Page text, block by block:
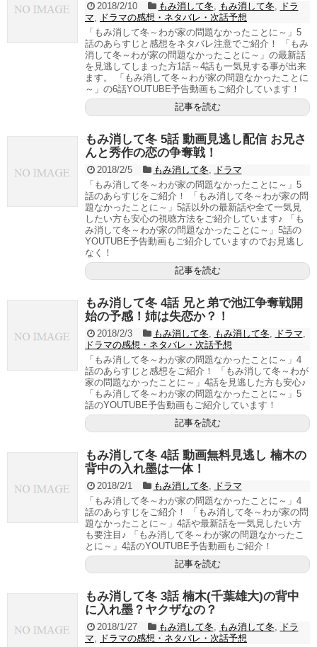
2018/2/10 もみ消して冬, もみ消して冬, ドラ
マ, ドラマの感想・ネタバレ・次話予想
「もみ消して冬～わが家の問題なかったことに～」5
話のあらすじと感想をネタバレ注意でご紹介！ 「もみ
消して冬～わが家の問題なかったことに～」の最新話
を見逃してしまった方1話～4話も一気見する事が出来
ます。 「もみ消して冬～わが家の問題なかったことに
～」の6話YOUTUBE予告動画もご紹介しています！
記事を読む
もみ消して冬 5話 動画見逃し配信 お兄さ
んと秀作の恋の争奪戦！
2018/2/5 もみ消して冬, ドラマ
「もみ消して冬～わが家の問題なかったことに～」5
話のあらすじをご紹介！ 「もみ消して冬～わが家の問
題なかったことに～」5話以外の最新話や全て一気見
したい方も安心の視聴方法をご紹介しています♪ 「も
み消して冬～わが家の問題なかったことに～」5話の
YOUTUBE予告動画もご紹介していますのでお見逃し
なく！
記事を読む
もみ消して冬 4話 兄と弟で池江争奪戦開
始の予感！姉は失恋か？！
2018/2/3 もみ消して冬, もみ消して冬, ドラマ,
ドラマの感想・ネタバレ・次話予想
「もみ消して冬～わが家の問題なかったことに～」4
話のあらすじと感想をご紹介！ 「もみ消して冬～わが
家の問題なかったことに～」4話を見逃した方も安心♪
「もみ消して冬～わが家の問題なかったことに～」5
話のYOUTUBE予告動画もご紹介しています！
記事を読む
もみ消して冬 4話 動画無料見逃し 楠木の
背中の入れ墨は一体！
2018/2/1 もみ消して冬, ドラマ
「もみ消して冬～わが家の問題なかったことに～」4
話のあらすじをご紹介！ 「もみ消して冬～わが家の問
題なかったことに～」4話や最新話を一気見したい方
も要注目♪ 「もみ消して冬～わが家の問題なかったこ
とに～」4話のYOUTUBE予告動画もご紹介！
記事を読む
もみ消して冬 3話 楠木(千葉雄大)の背中
に入れ墨？ヤクザなの？
2018/1/27 もみ消して冬, もみ消して冬, ドラ
マ, ドラマの感想・ネタバレ・次話予想